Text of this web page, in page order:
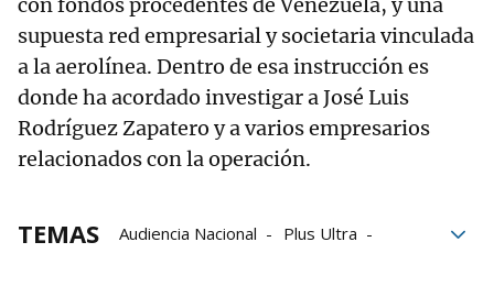
supuesta red empresarial y societaria vinculada
a la aerolínea. Dentro de esa instrucción es
donde ha acordado investigar a José Luis
Rodríguez Zapatero y a varios empresarios
relacionados con la operación.
TEMAS Audiencia Nacional
Plus Ultra